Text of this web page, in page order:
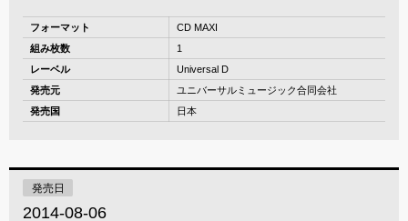
フォーマット
CD MAXI
組み枚数
1
レーベル
Universal D
発売元
ユニバーサルミュージック合同会社
発売国
日本
発売日
2014-08-06